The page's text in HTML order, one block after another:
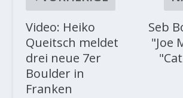
Video: Heiko
Queitsch meldet
drei neue 7er
Boulder in
Franken
Seb
"Joe